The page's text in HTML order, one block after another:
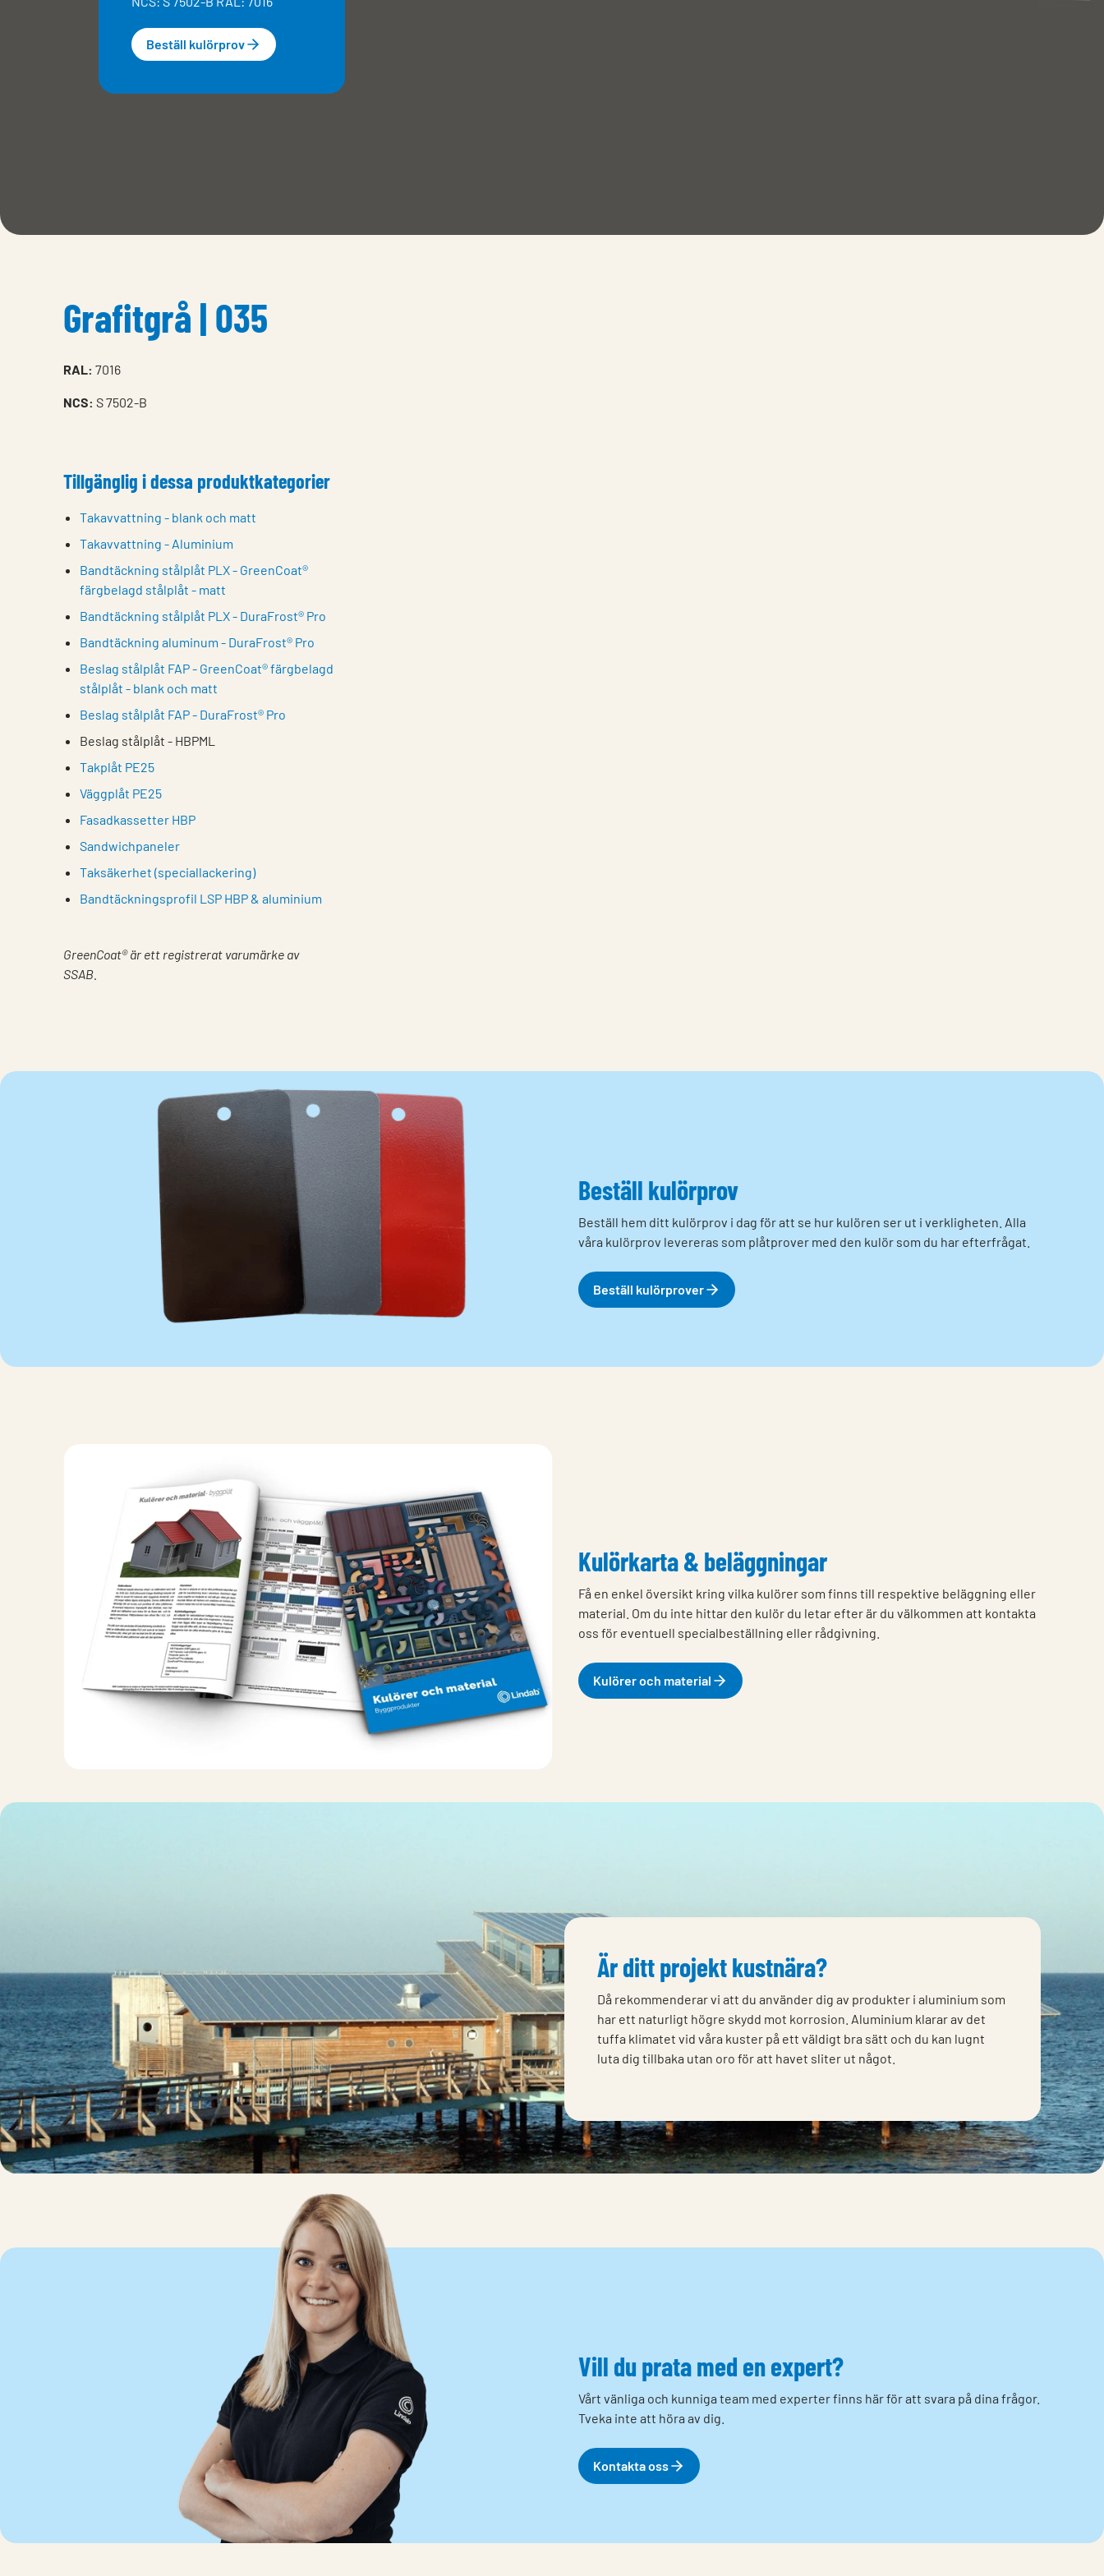
Beställ kulörprov
Grafitgrå | 035
RAL: 7016
NCS: S 7502-B
Tillgänglig i dessa produktkategorier
Takavvattning - blank och matt
Takavvattning - Aluminium
Bandtäckning stålplåt PLX - GreenCoat®
färgbelagd stålplåt - matt
Bandtäckning stålplåt PLX - DuraFrost® Pro
Bandtäckning aluminum - DuraFrost® Pro
Beslag stålplåt FAP - GreenCoat® färgbelagd
stålplåt - blank och matt
Beslag stålplåt FAP - DuraFrost® Pro
Beslag stålplåt - HBPML
Takplåt PE25
Väggplåt PE25
Fasadkassetter HBP
Sandwichpaneler
Taksäkerhet (speciallackering)
Bandtäckningsprofil LSP HBP & aluminium
GreenCoat® är ett registrerat varumärke av
SSAB.
Beställ kulörprov
Beställ hem ditt kulörprov i dag för att se hur kulören ser ut i verkligheten. Alla
våra kulörprov levereras som plåtprover med den kulör som du har efterfrågat.
Beställ kulörprover
Kulörkarta & beläggningar
Få en enkel översikt kring vilka kulörer som finns till respektive beläggning eller
material. Om du inte hittar den kulör du letar efter är du välkommen att kontakta
oss för eventuell specialbeställning eller rådgivning.
Kulörer och material
Är ditt projekt kustnära?
Då rekommenderar vi att du använder dig av produkter i aluminium som
har ett naturligt högre skydd mot korrosion. Aluminium klarar av det
tuffa klimatet vid våra kuster på ett väldigt bra sätt och du kan lugnt
luta dig tillbaka utan oro för att havet sliter ut något.
Vill du prata med en expert?
Vårt vänliga och kunniga team med experter finns här för att svara på dina frågor.
Tveka inte att höra av dig.
Kontakta oss